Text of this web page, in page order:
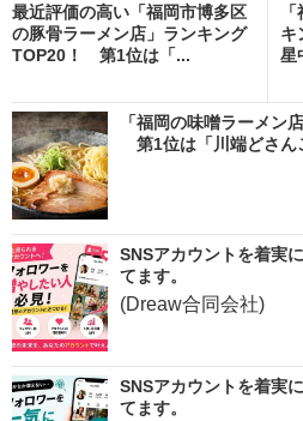
最近評価の高い「福岡市博多区
の豚骨ラーメン店」ランキング
TOP20！ 第1位は「...
キ
星
「福岡の味噌ラーメン
第1位は「川端どさん
SNSアカウントを着実
てます。
(Dreaw合同会社)
SNSアカウントを着実
てます。